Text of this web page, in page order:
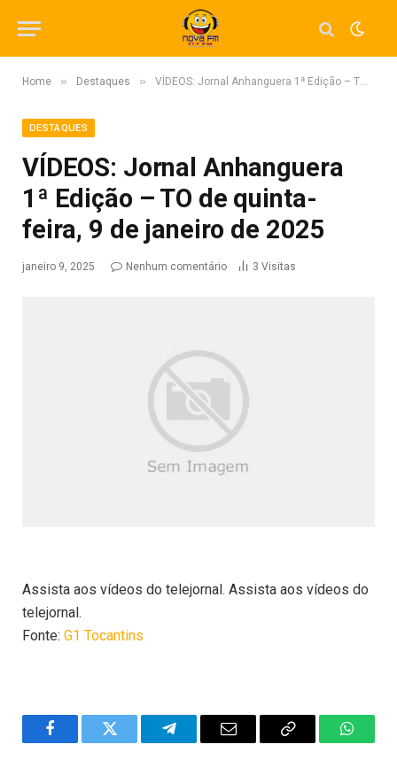
Home » Destaques » VÍDEOS: Jornal Anhanguera 1ª Edição – TO de quinta-feira, 9 de janeiro de 2025
DESTAQUES
VÍDEOS: Jornal Anhanguera
1ª Edição – TO de quinta-
feira, 9 de janeiro de 2025
janeiro 9, 2025 Nenhum comentário 3 Visitas
Assista aos vídeos do telejornal. Assista aos vídeos do
telejornal.
Fonte: G1 Tocantins
FacebookTwitter TelegramEmail
Copy